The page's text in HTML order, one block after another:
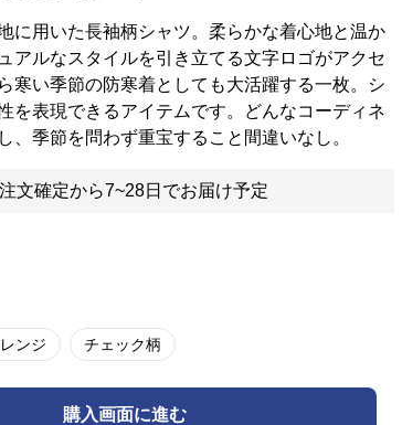
に用いた長袖柄シャツ。柔らかな着心地と温か
アルなスタイルを引き立てる文字ロゴがアクセ
寒い季節の防寒着としても大活躍する一枚。シ
を表現できるアイテムです。どんなコーディネ
、季節を問わず重宝すること間違いなし。
文確定から7~28日でお届け予定
ンジ チェック柄
購入画面に進む